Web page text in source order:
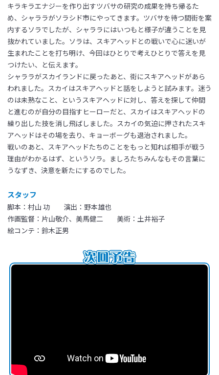
キラキラエナジーを作り出すツバサの研究の成果を持ち帰るた
め、シャララがソラシド市にやってきます。ツバサを待つ間街を案
内するソラでしたが、シャララにはいつもと様子が違うことを見
抜かれていました。ソラは、スキアヘッドとの戦いで心に迷いが
生まれたことを打ち明け、今回はひとりで考えひとりで答えを見
つけたい、と伝えます。
シャララがスカイランドに戻ったあと、街にスキアヘッドがあら
われました。スカイはスキアヘッドと話をしようと試みます。迷う
のは未熟なこと、というスキアヘッドに対し、答えを探して仲間
と進むのが自分の目指すヒーローだと、スカイはスキアヘッドの
繰り出した技を消し飛ばしました。スカイの気迫に押されたスキ
アヘッドはその場を去り、キョーボーグも退治されました。
戦いのあと、スキアヘッドたちのことをもっと知れば相手が戦う
理由がわかるはず、というソラ。ましろたちみんなもその言葉に
うなずき、決意を新たにするのでした。
スタッフ
脚本：村山 功 演出：野本雄也
作画監督：片山敬介、美馬健二 美術：土井裕子
絵コンテ：鈴木正男